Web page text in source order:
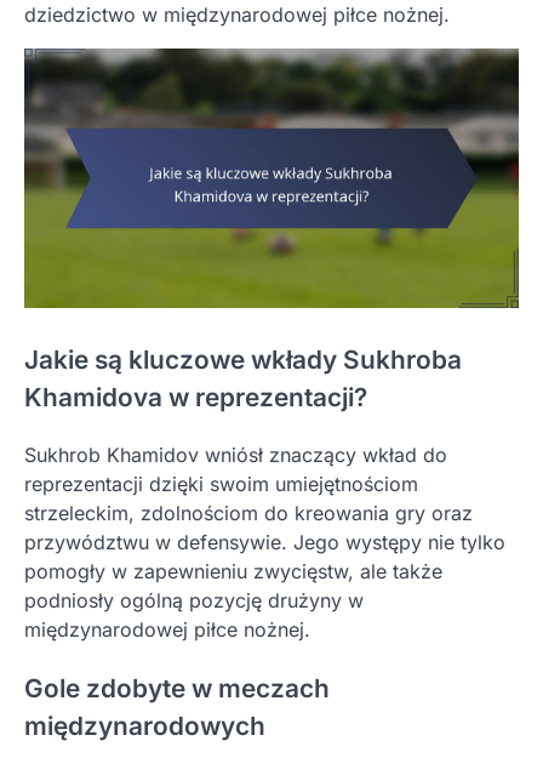
dziedzictwo w międzynarodowej piłce nożnej.
Jakie są kluczowe wkłady Sukhroba
Khamidova w reprezentacji?
Sukhrob Khamidov wniósł znaczący wkład do
reprezentacji dzięki swoim umiejętnościom
strzeleckim, zdolnościom do kreowania gry oraz
przywództwu w defensywie. Jego występy nie tylko
pomogły w zapewnieniu zwycięstw, ale także
podniosły ogólną pozycję drużyny w
międzynarodowej piłce nożnej.
Gole zdobyte w meczach
międzynarodowych